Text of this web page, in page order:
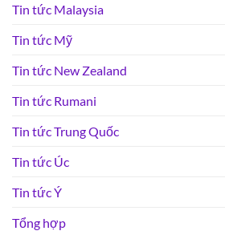
Tin tức Malaysia
Tin tức Mỹ
Tin tức New Zealand
Tin tức Rumani
Tin tức Trung Quốc
Tin tức Úc
Tin tức Ý
Tổng hợp